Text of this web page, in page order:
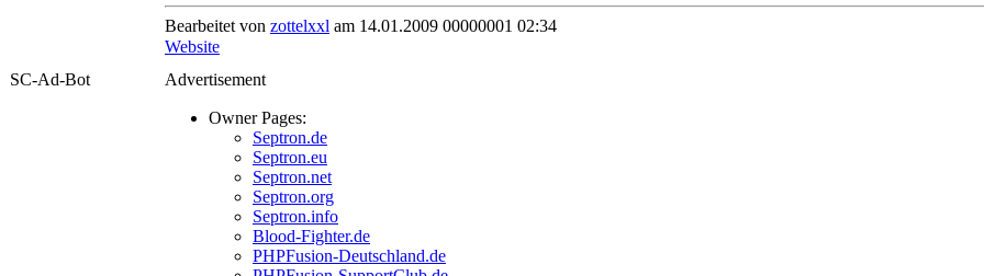
Bearbeitet von zottelxxl am 14.01.2009 00000001 02:34
Website
SC-Ad-Bot
Advertisement
Owner Pages:
Septron.de
Septron.eu
Septron.net
Septron.org
Septron.info
Blood-Fighter.de
PHPFusion-Deutschland.de